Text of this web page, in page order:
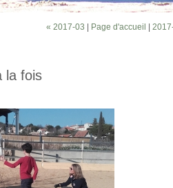
« 2017-03 Page d'accueil
la fois